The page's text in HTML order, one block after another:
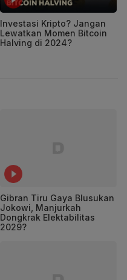
Investasi Kripto? Jangan
Lewatkan Momen Bitcoin
Halving di 2024?
Gibran Tiru Gaya Blusukan
Jokowi, Manjurkah
Dongkrak Elektabilitas
2029?